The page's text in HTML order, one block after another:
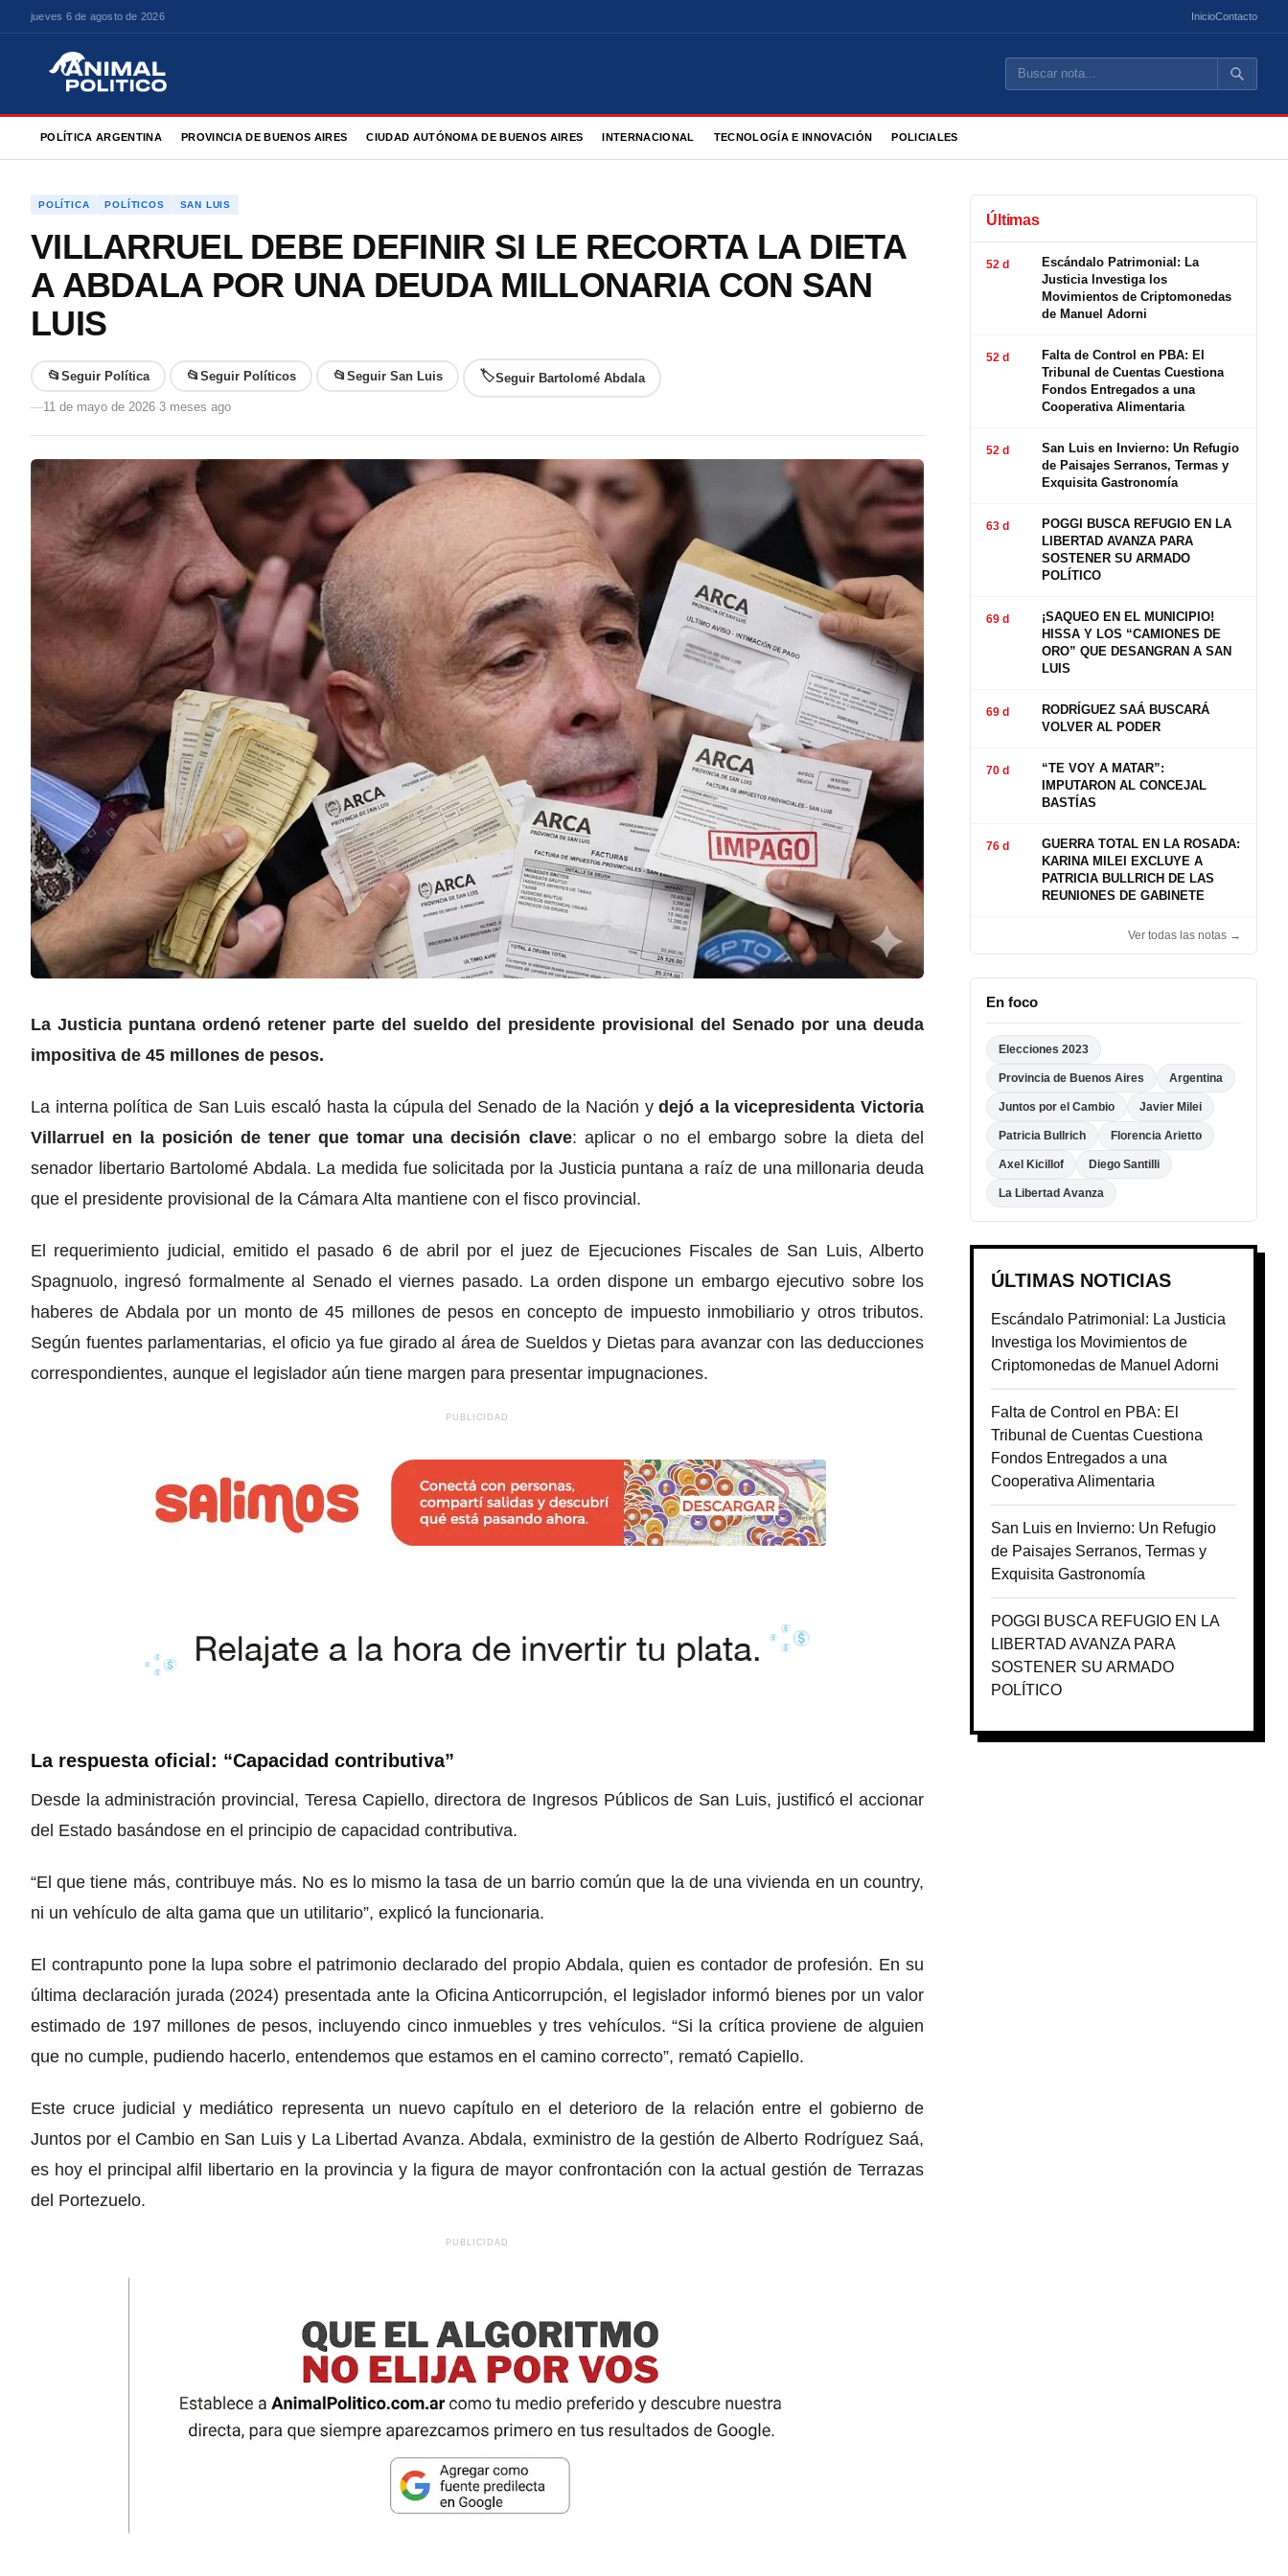
jueves 6 de agosto de 2026 InicioContacto
POLÍTICA ARGENTINA PROVINCIA DE BUENOS AIRES CIUDAD AUTÓNOMA DE BUENOS AIRES INTERNACIONAL TECNOLOGÍA E INNOVACIÓN POLICIALES
POLÍTICA POLÍTICOS SAN LUIS
VILLARRUEL DEBE DEFINIR SI LE RECORTA LA DIETA
A ABDALA POR UNA DEUDA MILLONARIA CON SAN
LUIS
📂 Seguir Política 📂 Seguir Políticos 📂 Seguir San Luis 🏷Seguir Bartolomé Abdala
—11 de mayo de 2026·3 meses ago
La Justicia puntana ordenó retener parte del sueldo del presidente provisional del Senado por una deuda
impositiva de 45 millones de pesos.
La interna política de San Luis escaló hasta la cúpula del Senado de la Nación ydejó a la vicepresidenta Victoria
Villarruel en la posición de tener que tomar una decisión clave: aplicar o no el embargo sobre la dieta del
senador libertario Bartolomé Abdala. La medida fue solicitada por la Justicia puntana a raíz de una millonaria deuda
que el presidente provisional de la Cámara Alta mantiene con el fisco provincial.
El requerimiento judicial, emitido el pasado 6 de abril por el juez de Ejecuciones Fiscales de San Luis, Alberto
Spagnuolo, ingresó formalmente al Senado el viernes pasado. La orden dispone un embargo ejecutivo sobre los
haberes de Abdala por un monto de 45 millones de pesos en concepto de impuesto inmobiliario y otros tributos.
Según fuentes parlamentarias, el oficio ya fue girado al área de Sueldos y Dietas para avanzar con las deducciones
correspondientes, aunque el legislador aún tiene margen para presentar impugnaciones.
La respuesta oficial: “Capacidad contributiva”
Desde la administración provincial, Teresa Capiello, directora de Ingresos Públicos de San Luis, justificó el accionar
del Estado basándose en el principio de capacidad contributiva.
“El que tiene más, contribuye más. No es lo mismo la tasa de un barrio común que la de una vivienda en un country,
ni un vehículo de alta gama que un utilitario”, explicó la funcionaria.
El contrapunto pone la lupa sobre el patrimonio declarado del propio Abdala, quien es contador de profesión. En su
última declaración jurada (2024) presentada ante la Oficina Anticorrupción, el legislador informó bienes por un valor
estimado de 197 millones de pesos, incluyendo cinco inmuebles y tres vehículos. “Si la crítica proviene de alguien
que no cumple, pudiendo hacerlo, entendemos que estamos en el camino correcto”, remató Capiello.
Este cruce judicial y mediático representa un nuevo capítulo en el deterioro de la relación entre el gobierno de
Juntos por el Cambio en San Luis y La Libertad Avanza. Abdala, exministro de la gestión de Alberto Rodríguez Saá,
es hoy el principal alfil libertario en la provincia y la figura de mayor confrontación con la actual gestión de Terrazas
del Portezuelo.
Últimas
52 d
Escándalo Patrimonial: La
Justicia Investiga los
Movimientos de Criptomonedas
de Manuel Adorni
52 d
Falta de Control en PBA: El
Tribunal de Cuentas Cuestiona
Fondos Entregados a una
Cooperativa Alimentaria
52 d
San Luis en Invierno: Un Refugio
de Paisajes Serranos, Termas y
Exquisita Gastronomía
63 d
POGGI BUSCA REFUGIO EN LA
LIBERTAD AVANZA PARA
SOSTENER SU ARMADO
POLÍTICO
69 d
¡SAQUEO EN EL MUNICIPIO!
HISSA Y LOS “CAMIONES DE
ORO” QUE DESANGRAN A SAN
LUIS
69 d
RODRÍGUEZ SAÁ BUSCARÁ
VOLVER AL PODER
70 d
“TE VOY A MATAR”:
IMPUTARON AL CONCEJAL
BASTÍAS
76 d
GUERRA TOTAL EN LA ROSADA:
KARINA MILEI EXCLUYE A
PATRICIA BULLRICH DE LAS
REUNIONES DE GABINETE
Ver todas las notas →
En foco
Elecciones 2023
Provincia de Buenos Aires Argentina
Juntos por el Cambio Javier Milei
Patricia Bullrich Florencia Arietto
Axel Kicillof Diego Santilli
La Libertad Avanza
ÚLTIMAS NOTICIAS
Escándalo Patrimonial: La Justicia
Investiga los Movimientos de
Criptomonedas de Manuel Adorni
Falta de Control en PBA: El
Tribunal de Cuentas Cuestiona
Fondos Entregados a una
Cooperativa Alimentaria
San Luis en Invierno: Un Refugio
de Paisajes Serranos, Termas y
Exquisita Gastronomía
POGGI BUSCA REFUGIO EN LA
LIBERTAD AVANZA PARA
SOSTENER SU ARMADO
POLÍTICO